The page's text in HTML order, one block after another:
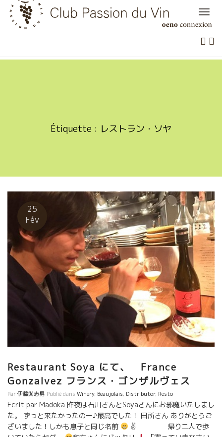
Skip
content
Étiquette : レストラン・ソヤ
25
Fév
Restaurant Soya にて、 France
Gonzalvez フランス・ゴンザルヴェス
Par伊藤與志男 Publié dans Winery, Beaujolais, Distributor, Resto
Ecrit par Madoka 昨夜は石川さんとSoyaさんにお邪魔いたしまし
た。 ずっと来たかったのー♪最高でした！ 田所さん ありがとうご
ざいました！しかも息子と同じ名前
✌帰り二人で歩